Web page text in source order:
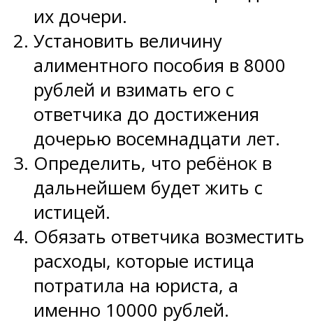
их дочери.
Установить величину
алиментного пособия в 8000
рублей и взимать его с
ответчика до достижения
дочерью восемнадцати лет.
Определить, что ребёнок в
дальнейшем будет жить с
истицей.
Обязать ответчика возместить
расходы, которые истица
потратила на юриста, а
именно 10000 рублей.